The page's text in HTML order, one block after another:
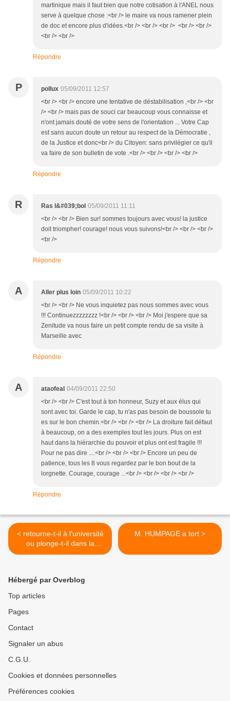
martinique mais il faut bien que notre cotisation à l'ANEL nous
serve à quelque chose :<br /> le maire va nous ramener plein
de doc et encore plus d'idées.<br /> <br /> <br /> <br /> <br />
<br /> <br />
Répondre
P pollux 05/09/2011 12:57
<br /> <br /> encore une tentative de déstabilisation ,<br /> <br
/> <br /> mais pas de souci car beaucoup vous connaisse et
n'ont jamais douté de votre sens de l'orientation ... Votre Cap
est sans aucun doute un retour au respect de la Démocratie ,
de la Justice et donc<br /> du Citoyen: sans privilégier ce qu'il
va faire de son bulletin de vote .<br /> <br /> <br /> <br />
Répondre
R Ras l&#039;bol 05/09/2011 11:11
<br /> <br /> Bien sur! sommes toujours avec vous! la justice
doit triompher! courage! nous vous suivons!<br /> <br /> <br />
<br />
Répondre
A Aller plus loin 05/09/2011 10:22
<br /> <br /> Ne vous inquietez pas nous sommes avec vous
!!! Continuezzzzzzzz !<br /> <br /> <br /> Moi j'espere que sa
Zenitude va nous faire un petit compte rendu de sa visite à
Marseille avec
Répondre
A ataofeal 04/09/2011 22:50
<br /> <br /> C'est tout à ton honneur, Suzy et aux élus qui
sont avec toi. Garde le cap, tu n'as pas besoin de boussole tu
es sur le bon chemin.<br /> <br /> <br /> La droiture fait défaut
à beaucoup, on a des exemples tout les jours. Plus on est
haut dans la hiérarchie du pouvoir et plus ont est fragile !!!
Pour ne pas dire ....<br /> <br /> <br /> Encore un peu de
patience, tous les 8 vous regardez par le bon bout de la
lorgnette. Courage, courage ...<br /> <br /> <br /> <br />
Répondre
< retourne-t-il à l'université
ou plonge-t-il dans la
bouillabaisse ?
M. HUMPAGE a tort >
Hébergé par Overblog
Top articles
Pages
Contact
Signaler un abus
C.G.U.
Cookies et données personnelles
Préférences cookies